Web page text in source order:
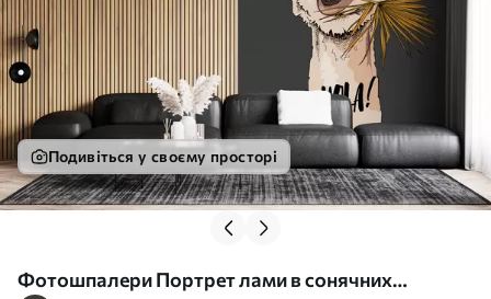
Подивіться у своєму просторі
Фотошпалери Портрет лами в сонячних